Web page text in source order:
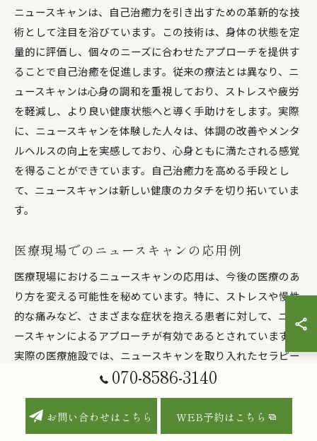
ニュースキャンは、自己治癒力を引き出すための革新的な技
術として注目を浴びています。この技術は、身体の状態を定
量的に評価し、個々のニーズに合わせたアプローチを提供す
ることで自己治癒を促進します。従来の療法とは異なり、ニ
ュースキャンは心身の調和を重視しており、ストレスや疲労
を軽減し、より良い健康状態へと導く手助けをします。実際
に、ニュースキャンを体験した人々は、体調の改善やメンタ
ルヘルスの向上を実感しており、心身ともに満たされる感覚
を得ることができています。自己治癒力を高める手段とし
て、ニュースキャンは新しい健康のカタチを切り拓いていま
す。
医療現場でのニュースキャンの応用例
医療現場におけるニュースキャンの応用は、今後の医療のあ
り方を変える可能性を秘めています。特に、ストレスや慢性
的な痛みなど、さまざまな症状を抱える患者に対して、ニュ
ースキャンによるアプローチが有効であるとされています。
実際の医療施設では、ニュースキャンを取り入れたセラピー
が行われており、患者の自己治癒力を引き出すことで、治療
効果を高める試みが進められています。参加した患者から
は、セッション後に身体の軽さや心の安定を感じるという声
が多く寄せられています。医療現場でのニュースキャンは、
070-8586-3140
お問い合わせはこちら WEB予約はこちら